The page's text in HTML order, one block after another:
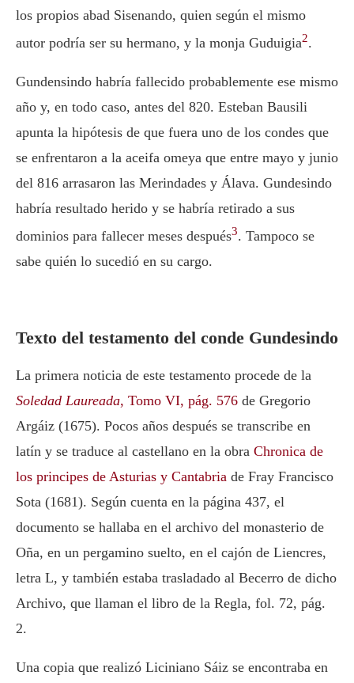
los propios abad Sisenando, quien según el mismo
autor podría ser su hermano, y la monja Guduigia2.
Gundensindo habría fallecido probablemente ese mismo
año y, en todo caso, antes del 820. Esteban Bausili
apunta la hipótesis de que fuera uno de los condes que
se enfrentaron a la aceifa omeya que entre mayo y junio
del 816 arrasaron las Merindades y Álava. Gundesindo
habría resultado herido y se habría retirado a sus
dominios para fallecer meses después3. Tampoco se
sabe quién lo sucedió en su cargo.
Texto del testamento del conde Gundesindo
La primera noticia de este testamento procede de la
Soledad Laureada, Tomo VI, pág. 576 de Gregorio
Argáiz (1675). Pocos años después se transcribe en
latín y se traduce al castellano en la obra Chronica de
los principes de Asturias y Cantabria de Fray Francisco
Sota (1681). Según cuenta en la página 437, el
documento se hallaba en el archivo del monasterio de
Oña, en un pergamino suelto, en el cajón de Liencres,
letra L, y también estaba trasladado al Becerro de dicho
Archivo, que llaman el libro de la Regla, fol. 72, pág.
2.
Una copia que realizó Liciniano Sáiz se encontraba en